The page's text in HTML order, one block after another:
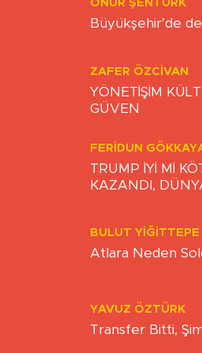
ONUR ŞENTÜRK
Büyükşehir’de
ZAFER ÖZCIVAN
YÖNETİŞİM
GÜVEN
FERIDUN
TRUMP İYİ Mİ
KAZANDI,
BULUT YİĞİTTEPE
Atlara Neden
YAVUZ ÖZTÜRK
Transfer Bitti,